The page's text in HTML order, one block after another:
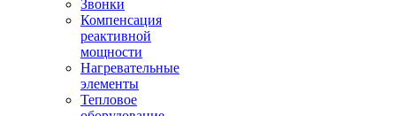
Звонки
Компенсация
реактивной
мощности
Нагревательные
элементы
Тепловое